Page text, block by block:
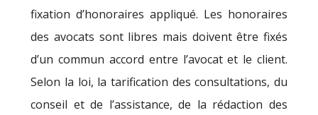
fixation d’honoraires appliqué. Les honoraires
des avocats sont libres mais doivent être fixés
d’un commun accord entre l’avocat et le client.
Selon la loi, la tarification des consultations, du
conseil et de l’assistance, de la rédaction des